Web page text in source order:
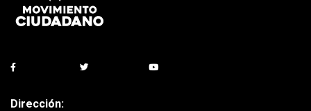
Dirección: